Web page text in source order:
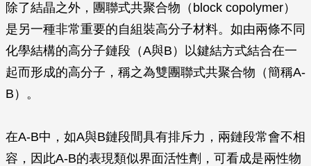
除了結晶之外，團聯式共聚合物（block copolymer）
是另一種非常重要的自組裝高分子材料。如由兩條不同
化學結構的高分子鏈段（A與B）以鍵結方式結合在一
起而形成的高分子，稱之為雙團聯式共聚合物（簡稱A-
B）。
在A-B中，如A與B鏈段間具有排斥力，兩鏈段常會不相
容，因此A-B的表現類似界面活性劑，可看成是兩性物